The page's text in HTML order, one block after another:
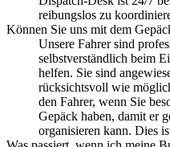
reibungslos zu
Können Sie uns mit dem
Unsere Fahrer sind
selbstverständlich beim
helfen. Sie sind
rücksichtsvoll wie
den Fahrer, wenn Sie
Gepäck haben, damit er
organisieren kann. Dies